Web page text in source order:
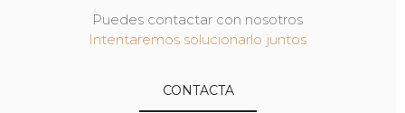
Puedes contactar con nosotros
Intentaremos solucionarlo juntos
CONTACTA